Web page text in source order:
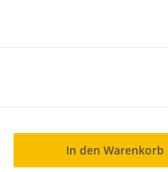
In den Warenkorb